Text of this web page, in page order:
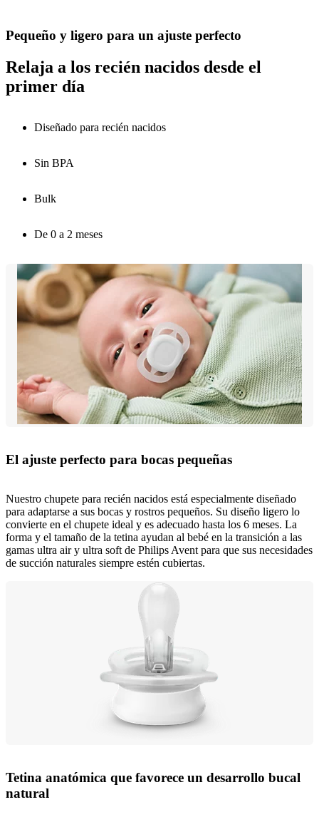
Pequeño y ligero para un ajuste perfecto
Relaja a los recién nacidos desde el
primer día
Diseñado para recién nacidos
Sin BPA
Bulk
De 0 a 2 meses
El ajuste perfecto para bocas pequeñas
Nuestro chupete para recién nacidos está especialmente diseñado
para adaptarse a sus bocas y rostros pequeños. Su diseño ligero lo
convierte en el chupete ideal y es adecuado hasta los 6 meses. La
forma y el tamaño de la tetina ayudan al bebé en la transición a las
gamas ultra air y ultra soft de Philips Avent para que sus necesidades
de succión naturales siempre estén cubiertas.
Tetina anatómica que favorece un desarrollo bucal
natural